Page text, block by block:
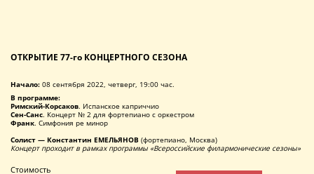
ОТКРЫТИЕ 77-го КОНЦЕРТНОГО СЕЗОНА
Начало: 08 сентября 2022, четверг, 19:00 час.
В программе:
Римский-Корсаков. Испанское каприччио
Сен-Санс. Концерт № 2 для фортепиано с оркестром
Франк. Симфония ре минор
Солист — Константин ЕМЕЛЬЯНОВ (фортепиано, Москва)
Концерт проходит в рамках программы «Всероссийские филармонические сезоны»
Стоимость